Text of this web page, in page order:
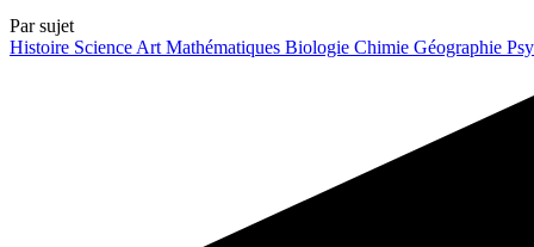
Par sujet
Histoire Science Art Mathématiques Biologie Chimie Géographie